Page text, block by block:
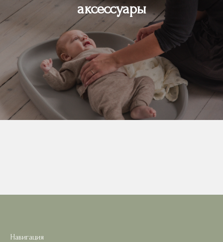
аксессуары
Навигация